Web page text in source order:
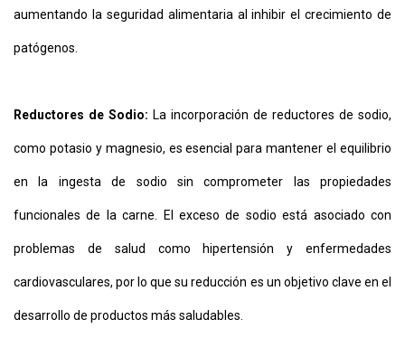
aumentando la seguridad alimentaria al inhibir el crecimiento de
patógenos.
Reductores de Sodio: La incorporación de reductores de sodio,
como potasio y magnesio, es esencial para mantener el equilibrio
en la ingesta de sodio sin comprometer las propiedades
funcionales de la carne. El exceso de sodio está asociado con
problemas de salud como hipertensión y enfermedades
cardiovasculares, por lo que su reducción es un objetivo clave en el
desarrollo de productos más saludables.